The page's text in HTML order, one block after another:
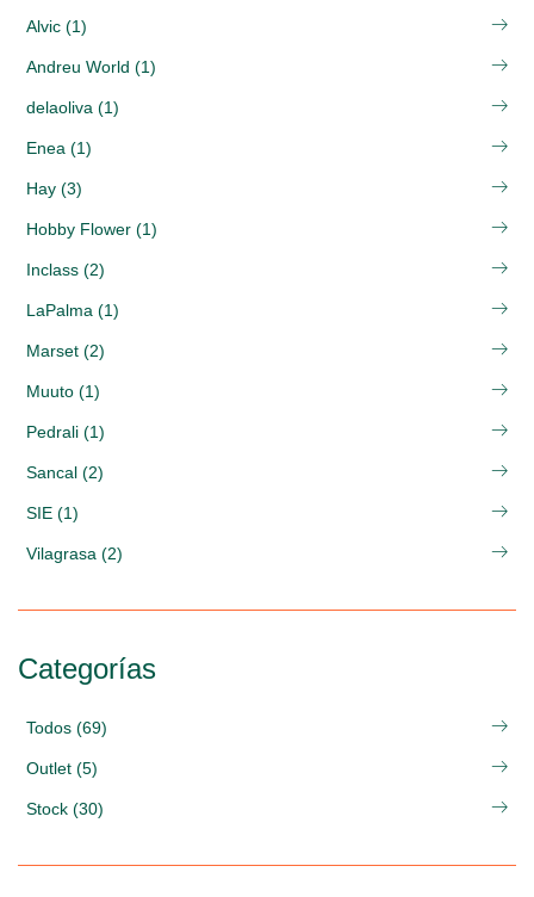
Alvic (1)
Andreu World (1)
delaoliva (1)
Enea (1)
Hay (3)
Hobby Flower (1)
Inclass (2)
LaPalma (1)
Marset (2)
Muuto (1)
Pedrali (1)
Sancal (2)
SIE (1)
Vilagrasa (2)
Categorías
Todos (69)
Outlet (5)
Stock (30)